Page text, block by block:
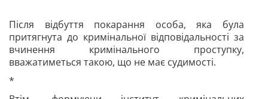
Після відбуття покарання особа, яка була
притягнута до кримінальної відповідальності за
вчинення кримінального проступку,
вважатиметься такою, що не має судимості.
*